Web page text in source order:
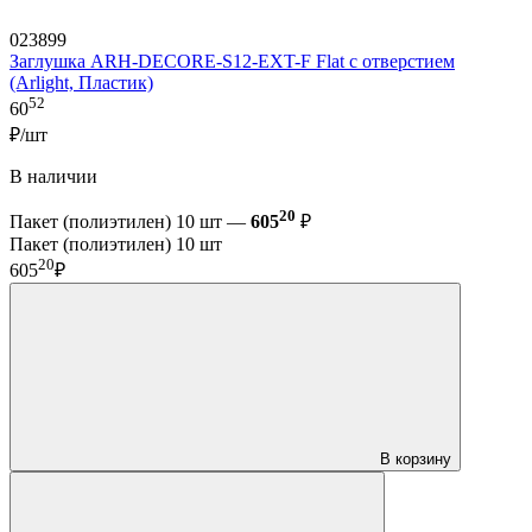
023899
Заглушка ARH-DECORE-S12-EXT-F Flat с отверстием
(Arlight, Пластик)
6052
₽/шт
В наличии
Пакет (полиэтилен) 10 шт — 60520 ₽
Пакет (полиэтилен) 10 шт
60520₽
В корзину